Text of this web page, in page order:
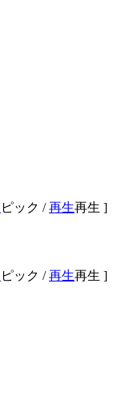
ピック /再生再生 ]
ピック /再生再生 ]